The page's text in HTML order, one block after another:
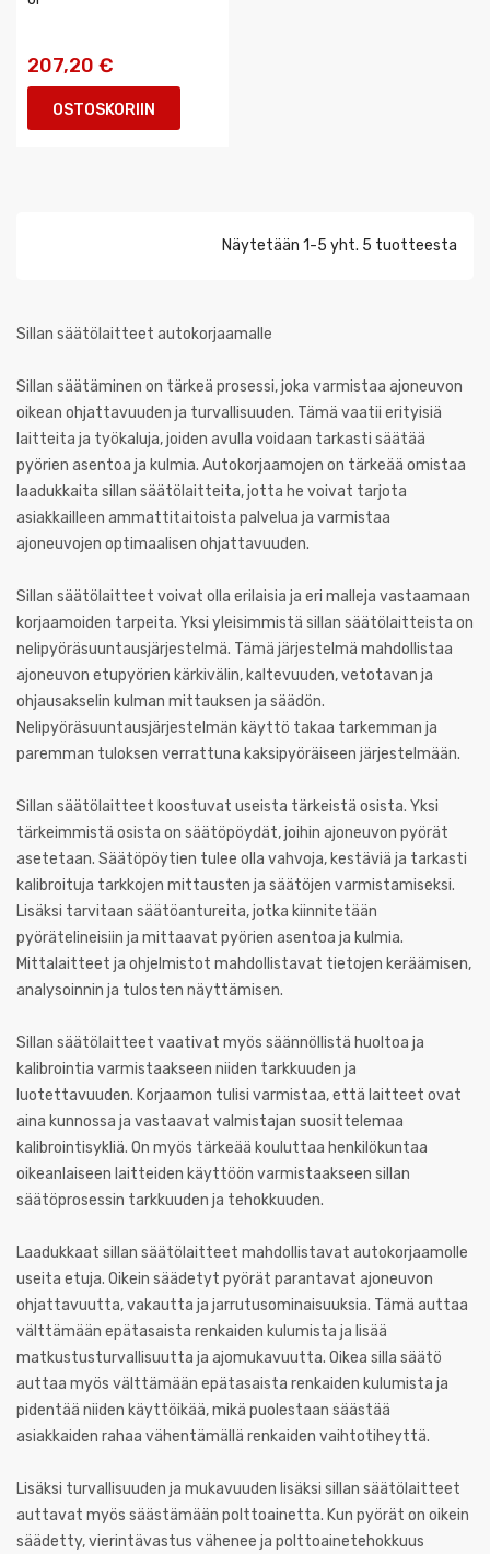
207,20 €
OSTOSKORIIN
Näytetään 1-5 yht. 5 tuotteesta
Sillan säätölaitteet autokorjaamalle
Sillan säätäminen on tärkeä prosessi, joka varmistaa ajoneuvon
oikean ohjattavuuden ja turvallisuuden. Tämä vaatii erityisiä
laitteita ja työkaluja, joiden avulla voidaan tarkasti säätää
pyörien asentoa ja kulmia. Autokorjaamojen on tärkeää omistaa
laadukkaita sillan säätölaitteita, jotta he voivat tarjota
asiakkailleen ammattitaitoista palvelua ja varmistaa
ajoneuvojen optimaalisen ohjattavuuden.
Sillan säätölaitteet voivat olla erilaisia ja eri malleja vastaamaan
korjaamoiden tarpeita. Yksi yleisimmistä sillan säätölaitteista on
nelipyöräsuuntausjärjestelmä. Tämä järjestelmä mahdollistaa
ajoneuvon etupyörien kärkivälin, kaltevuuden, vetotavan ja
ohjausakselin kulman mittauksen ja säädön.
Nelipyöräsuuntausjärjestelmän käyttö takaa tarkemman ja
paremman tuloksen verrattuna kaksipyöräiseen järjestelmään.
Sillan säätölaitteet koostuvat useista tärkeistä osista. Yksi
tärkeimmistä osista on säätöpöydät, joihin ajoneuvon pyörät
asetetaan. Säätöpöytien tulee olla vahvoja, kestäviä ja tarkasti
kalibroituja tarkkojen mittausten ja säätöjen varmistamiseksi.
Lisäksi tarvitaan säätöantureita, jotka kiinnitetään
pyörätelineisiin ja mittaavat pyörien asentoa ja kulmia.
Mittalaitteet ja ohjelmistot mahdollistavat tietojen keräämisen,
analysoinnin ja tulosten näyttämisen.
Sillan säätölaitteet vaativat myös säännöllistä huoltoa ja
kalibrointia varmistaakseen niiden tarkkuuden ja
luotettavuuden. Korjaamon tulisi varmistaa, että laitteet ovat
aina kunnossa ja vastaavat valmistajan suosittelemaa
kalibrointisykliä. On myös tärkeää kouluttaa henkilökuntaa
oikeanlaiseen laitteiden käyttöön varmistaakseen sillan
säätöprosessin tarkkuuden ja tehokkuuden.
Laadukkaat sillan säätölaitteet mahdollistavat autokorjaamolle
useita etuja. Oikein säädetyt pyörät parantavat ajoneuvon
ohjattavuutta, vakautta ja jarrutusominaisuuksia. Tämä auttaa
välttämään epätasaista renkaiden kulumista ja lisää
matkustusturvallisuutta ja ajomukavuutta. Oikea silla säätö
auttaa myös välttämään epätasaista renkaiden kulumista ja
pidentää niiden käyttöikää, mikä puolestaan säästää
asiakkaiden rahaa vähentämällä renkaiden vaihtotiheyttä.
Lisäksi turvallisuuden ja mukavuuden lisäksi sillan säätölaitteet
auttavat myös säästämään polttoainetta. Kun pyörät on oikein
säädetty, vierintävastus vähenee ja polttoainetehokkuus